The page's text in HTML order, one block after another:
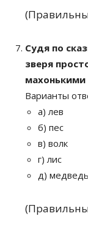
Судя по
зверя
махонькими
Варианты
а) лев
б) пес
в) волк
г) лис
д) медведь